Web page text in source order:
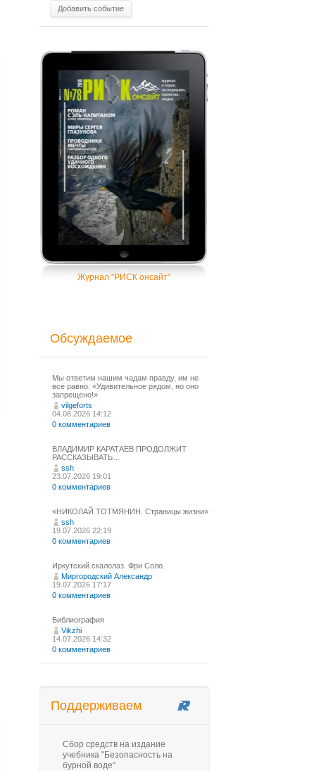
Добавить событие
Журнал "РИСК онсайт"
Обсуждаемое
Мы ответим нашим чадам правду, им не
все равно: «Удивительное рядом, но оно
запрещено!»
vilgeforts
04.08.2026 14:12
0 комментариев
ВЛАДИМИР КАРАТАЕВ ПРОДОЛЖИТ
РАССКАЗЫВАТЬ…
ssh
23.07.2026 19:01
0 комментариев
«НИКОЛАЙ ТОТМЯНИН. Страницы жизни»
ssh
19.07.2026 22:19
0 комментариев
Иркутский скалолаз. Фри Соло.
Миргородский Александр
19.07.2026 17:17
0 комментариев
Библиография
Vikzhi
14.07.2026 14:32
0 комментариев
Поддерживаем
Сбор средств на издание
учебника "Безопасность на
бурной воде"